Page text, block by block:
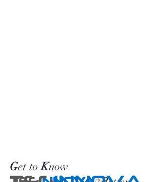
Get toKnow